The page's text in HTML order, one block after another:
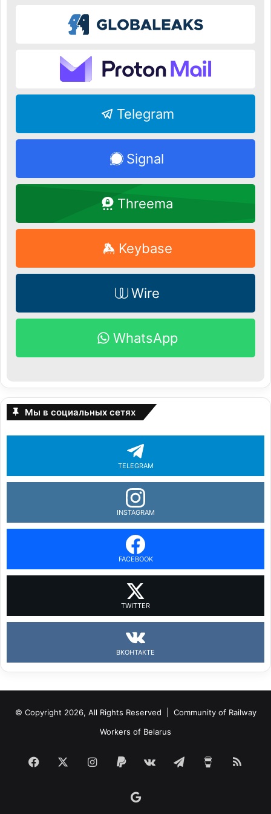
Telegram
Signal
Threema
Keybase
Wire
WhatsApp
Мы в социальных сетях
TELEGRAM
INSTAGRAM
FACEBOOK
TWITTER
ВКОНТАКТЕ
© Copyright 2026, All Rights Reserved | Community of Railway
Workers of Belarus
Facebook Instagram
Paypal vk.com Telegram
Google